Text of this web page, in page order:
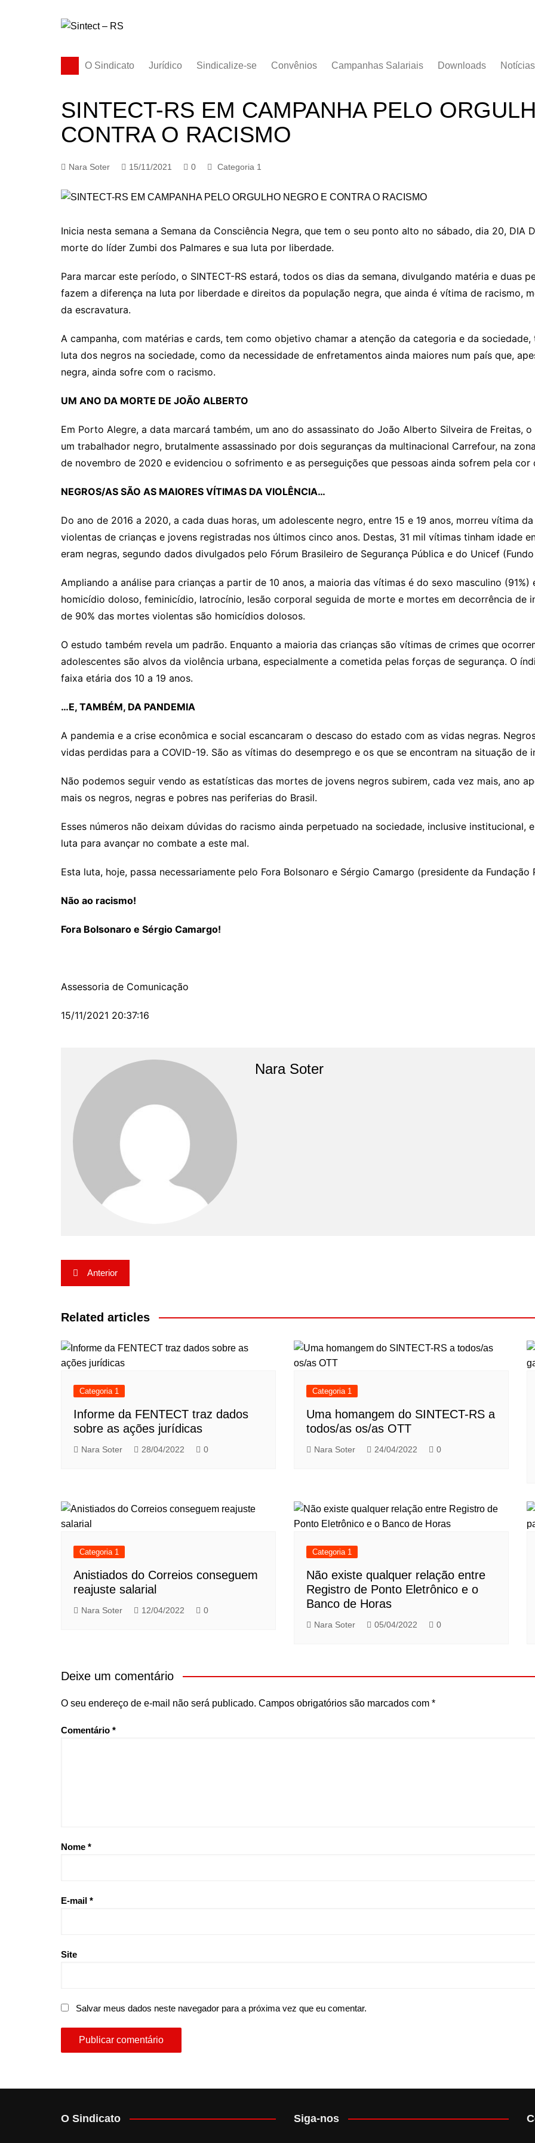
O Sindicato
História
Estatuto
Jurídico Sindicalize-se Convênios Campanhas Salariais
2016/2017
Campanha Salarial
Downloads
Acordos Coletivos
Notícias
SINTECT-RS EM CAMPANHA PELO
CONTRA O RACISMO
Nara Soter 15/11/2021 0 Categoria 1
Inicia nesta semana a Semana da Consciência Negra, que tem o seu ponto alto no sábado, dia 20, DIA
morte do líder Zumbi dos Palmares e sua luta por liberdade.
Para marcar este período, o SINTECT-RS estará, todos os dias da semana, divulgando matéria e duas
fazem a diferença na luta por liberdade e direitos da população negra, que ainda é vítima de racismo,
da escravatura.
A campanha, com matérias e cards, tem como objetivo chamar a atenção da categoria e da
luta dos negros na sociedade, como da necessidade de enfretamentos ainda maiores num país que,
negra, ainda sofre com o racismo.
UM ANO DA MORTE DE JOÃO ALBERTO
Em Porto Alegre, a data marcará também, um ano do assassinato do João Alberto Silveira de Freitas,
um trabalhador negro, brutalmente assassinado por dois seguranças da multinacional Carrefour, na
de novembro de 2020 e evidenciou o sofrimento e as perseguições que pessoas ainda sofrem pela cor
NEGROS/AS SÃO AS MAIORES VÍTIMAS DA VIOLÊNCIA…
Do ano de 2016 a 2020, a cada duas horas, um adolescente negro, entre 15 e 19 anos, morreu vítima
violentas de crianças e jovens registradas nos últimos cinco anos. Destas, 31 mil vítimas tinham idade
eram negras, segundo dados divulgados pelo Fórum Brasileiro de Segurança Pública e do Unicef
Ampliando a análise para crianças a partir de 10 anos, a maioria das vítimas é do sexo masculino
homicídio doloso, feminicídio, latrocínio, lesão corporal seguida de morte e mortes em decorrência de
de 90% das mortes violentas são homicídios dolosos.
O estudo também revela um padrão. Enquanto a maioria das crianças são vítimas de crimes que
adolescentes são alvos da violência urbana, especialmente a cometida pelas forças de segurança. O
faixa etária dos 10 a 19 anos.
…E, TAMBÉM, DA PANDEMIA
A pandemia e a crise econômica e social escancaram o descaso do estado com as vidas negras.
vidas perdidas para a COVID-19. São as vítimas do desemprego e os que se encontram na situação de
Não podemos seguir vendo as estatísticas das mortes de jovens negros subirem, cada vez mais, ano
mais os negros, negras e pobres nas periferias do Brasil.
Esses números não deixam dúvidas do racismo ainda perpetuado na sociedade, inclusive institucional,
luta para avançar no combate a este mal.
Esta luta, hoje, passa necessariamente pelo Fora Bolsonaro e Sérgio Camargo (presidente da Fundação
Não ao racismo!
Fora Bolsonaro e Sérgio Camargo!
Assessoria de Comunicação
15/11/2021 20:37:16
Nara Soter
Navegação
de
Post
Anterior
Related articles
Categoria 1
Informe da FENTECT traz dados
sobre as ações jurídicas
Nara Soter 28/04/2022 0
Categoria 1
Uma homangem do SINTECT-RS a
todos/as os/as OTT
Nara Soter 24/04/2022 0
Categoria 1
Anistiados do Correios conseguem
reajuste salarial
Nara Soter 12/04/2022 0
Categoria 1
Não existe qualquer relação entre
Registro de Ponto Eletrônico e o
Banco de Horas
Nara Soter 05/04/2022 0
Deixe um comentário
O seu endereço de e-mail não será publicado. Campos obrigatórios são marcados com *
Comentário *
Nome *
E-mail *
Site
Salvar meus dados neste navegador para a próxima vez que eu comentar.
O Sindicato Siga-nos